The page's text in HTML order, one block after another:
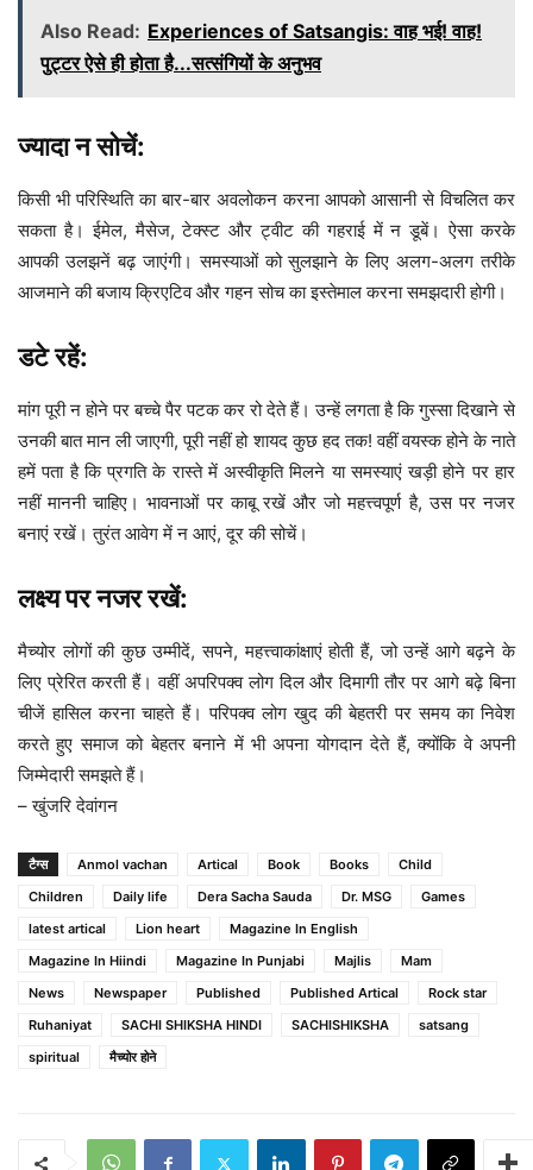
Also Read: Experiences of Satsangis: वाह भई! वाह!
पुट्टर ऐसे ही होता है...सत्संगियों के अनुभव
ज्यादा न सोचें:
किसी भी परिस्थिति का बार-बार अवलोकन करना आपको आसानी से विचलित कर
सकता है। ईमेल, मैसेज, टेक्स्ट और ट्वीट की गहराई में न डूबें। ऐसा करके
आपकी उलझनें बढ़ जाएंगी। समस्याओं को सुलझाने के लिए अलग-अलग तरीके
आजमाने की बजाय क्रिएटिव और गहन सोच का इस्तेमाल करना समझदारी होगी।
डटे रहें:
मांग पूरी न होने पर बच्चे पैर पटक कर रो देते हैं। उन्हें लगता है कि गुस्सा दिखाने से
उनकी बात मान ली जाएगी, पूरी नहीं हो शायद कुछ हद तक! वहीं वयस्क होने के नाते
हमें पता है कि प्रगति के रास्ते में अस्वीकृति मिलने या समस्याएं खड़ी होने पर हार
नहीं माननी चाहिए। भावनाओं पर काबू रखें और जो महत्त्वपूर्ण है, उस पर नजर
बनाएं रखें। तुरंत आवेग में न आएं, दूर की सोचें।
लक्ष्य पर नजर रखें:
मैच्योर लोगों की कुछ उम्मीदें, सपने, महत्त्वाकांक्षाएं होती हैं, जो उन्हें आगे बढ़ने के
लिए प्रेरित करती हैं। वहीं अपरिपक्व लोग दिल और दिमागी तौर पर आगे बढ़े बिना
चीजें हासिल करना चाहते हैं। परिपक्व लोग खुद की बेहतरी पर समय का निवेश
करते हुए समाज को बेहतर बनाने में भी अपना योगदान देते हैं, क्योंकि वे अपनी
जिम्मेदारी समझते हैं।
– खुंजरि देवांगन
टैग्स Anmol vachan Artical Book Books
Child
Children
Daily life Dera Sacha Sauda Dr. MSG
Games
latest artical
Lion heart
Magazine In English
Magazine In Hiindi
Magazine In Punjabi Majlis
Mam
News
Newspaper Published Published Artical
Rock star
Ruhaniyat
SACHI SHIKSHA HINDI SACHISHIKSHA
satsang
spiritual
मैच्योर होने